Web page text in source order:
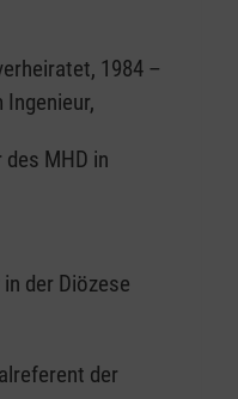
1984 –
Ingenieur,
MHD in
der Diözese
der